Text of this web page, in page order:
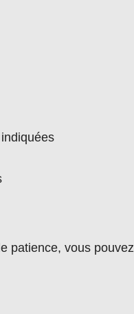
patience, vous pouvez